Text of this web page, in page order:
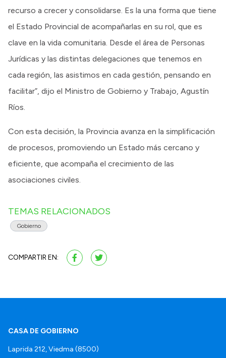
recurso a crecer y consolidarse. Es la una forma que tiene
el Estado Provincial de acompañarlas en su rol, que es
clave en la vida comunitaria. Desde el área de Personas
Jurídicas y las distintas delegaciones que tenemos en
cada región, las asistimos en cada gestión, pensando en
facilitar”, dijo el Ministro de Gobierno y Trabajo, Agustín
Ríos.
Con esta decisión, la Provincia avanza en la simplificación
de procesos, promoviendo un Estado más cercano y
eficiente, que acompaña el crecimiento de las
asociaciones civiles.
TEMAS RELACIONADOS
Gobierno
COMPARTIR EN:
CASA DE GOBIERNO
Laprida 212, Viedma (8500)